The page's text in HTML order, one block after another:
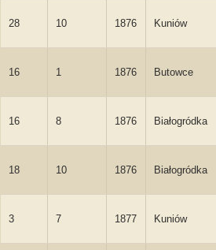
28 10 1876 Kuniów
16 1 1876 Butowce
16 8 1876 Białogródka
18 10 1876 Białogródka
3 7 1877 Kuniów